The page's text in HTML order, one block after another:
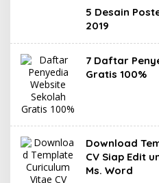
5 Desain
2019
7 Daftar
Gratis 100%
Download
CV Siap Edit
Ms. Word